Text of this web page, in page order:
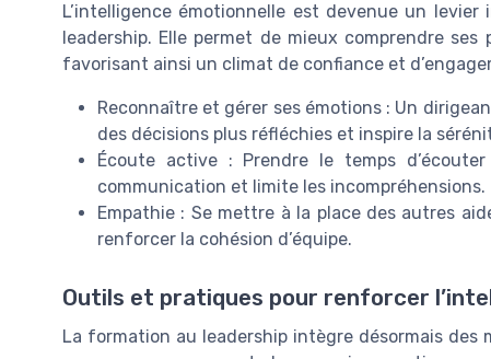
L’intelligence émotionnelle est devenue un
leadership. Elle permet de mieux comprendre
favorisant ainsi un climat de confiance et
Reconnaître et gérer ses émotions : Un
des décisions plus réfléchies et inspire la
Écoute active : Prendre le temps
communication et limite les incompréhensions.
Empathie : Se mettre à la place des autres
renforcer la cohésion d’équipe.
Outils et pratiques pour renforcer
La formation au leadership intègre désormais des